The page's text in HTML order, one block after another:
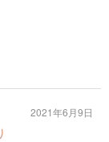
2021年6月9日